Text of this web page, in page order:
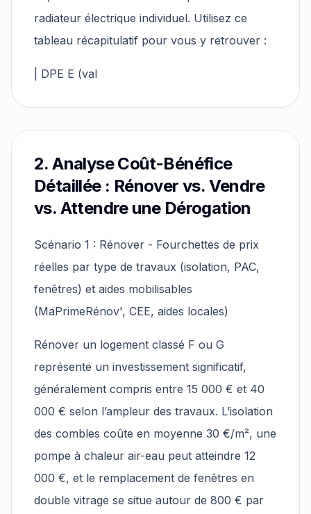
radiateur électrique individuel. Utilisez ce
tableau récapitulatif pour vous y retrouver :
| DPE E (val
2. Analyse Coût-Bénéfice
Détaillée : Rénover vs. Vendre
vs. Attendre une Dérogation
Scénario 1 : Rénover - Fourchettes de prix
réelles par type de travaux (isolation, PAC,
fenêtres) et aides mobilisables
(MaPrimeRénov', CEE, aides locales)
Rénover un logement classé F ou G
représente un investissement significatif,
généralement compris entre 15 000 € et 40
000 € selon l’ampleur des travaux. L’isolation
des combles coûte en moyenne 30 €/m², une
pompe à chaleur air-eau peut atteindre 12
000 €, et le remplacement de fenêtres en
double vitrage se situe autour de 800 € par